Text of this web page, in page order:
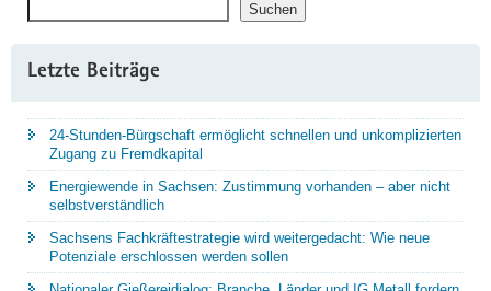
Suchen
Letzte Beiträge
24-Stunden-Bürgschaft ermöglicht schnellen und unkomplizierten
Zugang zu Fremdkapital
Energiewende in Sachsen: Zustimmung vorhanden – aber nicht
selbstverständlich
Sachsens Fachkräftestrategie wird weitergedacht: Wie neue
Potenziale erschlossen werden sollen